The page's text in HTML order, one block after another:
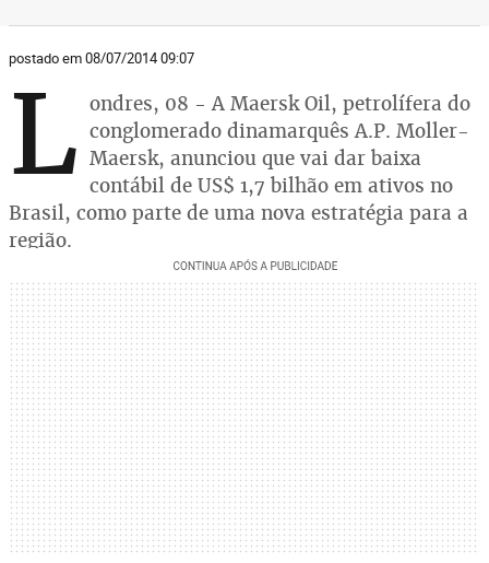
postado em 08/07/2014 09:07
L ondres, 08 - A Maersk Oil, petrolífera do
conglomerado dinamarquês A.P. Moller-
Maersk, anunciou que vai dar baixa
contábil de US$ 1,7 bilhão em ativos no
Brasil, como parte de uma nova estratégia para a
região.